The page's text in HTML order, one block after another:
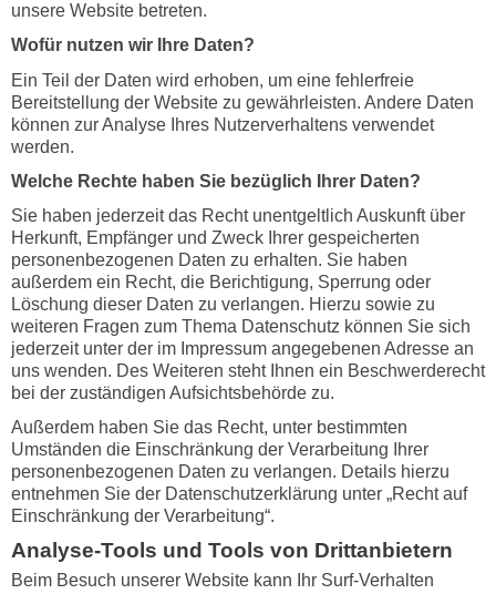
unsere Website betreten.
Wofür nutzen wir Ihre Daten?
Ein Teil der Daten wird erhoben, um eine fehlerfreie
Bereitstellung der Website zu gewährleisten. Andere Daten
können zur Analyse Ihres Nutzerverhaltens verwendet
werden.
Welche Rechte haben Sie bezüglich Ihrer Daten?
Sie haben jederzeit das Recht unentgeltlich Auskunft über
Herkunft, Empfänger und Zweck Ihrer gespeicherten
personenbezogenen Daten zu erhalten. Sie haben
außerdem ein Recht, die Berichtigung, Sperrung oder
Löschung dieser Daten zu verlangen. Hierzu sowie zu
weiteren Fragen zum Thema Datenschutz können Sie sich
jederzeit unter der im Impressum angegebenen Adresse an
uns wenden. Des Weiteren steht Ihnen ein Beschwerderecht
bei der zuständigen Aufsichtsbehörde zu.
Außerdem haben Sie das Recht, unter bestimmten
Umständen die Einschränkung der Verarbeitung Ihrer
personenbezogenen Daten zu verlangen. Details hierzu
entnehmen Sie der Datenschutzerklärung unter „Recht auf
Einschränkung der Verarbeitung“.
Analyse-Tools und Tools von Drittanbietern
Beim Besuch unserer Website kann Ihr Surf-Verhalten